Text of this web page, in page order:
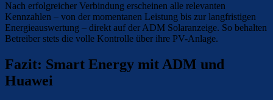
Nach erfolgreicher Verbindung erscheinen alle relevanten
Kennzahlen – von der momentanen Leistung bis zur langfristigen
Energieauswertung – direkt auf der ADM Solaranzeige. So behalten
Betreiber stets die volle Kontrolle über ihre PV-Anlage.
Fazit: Smart Energy mit ADM und
Huawei